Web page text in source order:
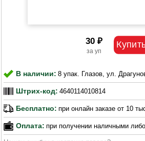
30 ₽
В наличии: 8 упак. Глазов, ул.
Штрих-код: 4640114010814
Бесплатно: при онлайн заказе от 10
Оплата: при получении наличными